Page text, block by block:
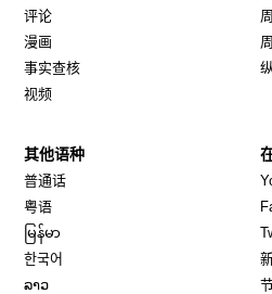
评论
漫画
事实查核
视频
其他语种
普通话
粤语
မြန်မာ
한국어
ລາວ